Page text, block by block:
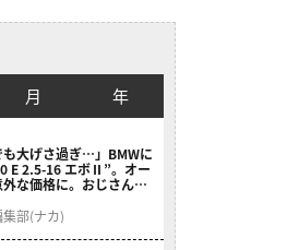
月 年
も大げさ過ぎ…」BMWに
E 2.5-16 エボⅡ”。オー
な価格に。おじさん達
部(ナカ)